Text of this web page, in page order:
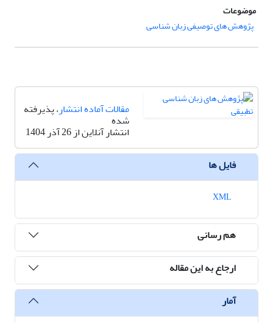
موضوعات
پژوهش های توصیفی زبان شناسی
مقالات آماده انتشار، پذیرفته
شده
انتشار آنلاین از 26 آذر 1404
فایل ها
هم رسانی
ارجاع به این مقاله
آمار